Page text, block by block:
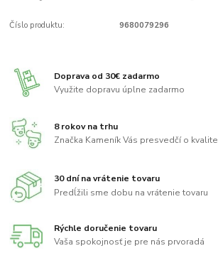
Číslo produktu: 9680079296
Doprava od 30€ zadarmo
Využite dopravu úplne zadarmo
8 rokov na trhu
Značka Kameník Vás presvedčí o kvalite
30 dní na vrátenie tovaru
Predĺžili sme dobu na vrátenie tovaru
Rýchle doručenie tovaru
Vaša spokojnosť je pre nás prvoradá